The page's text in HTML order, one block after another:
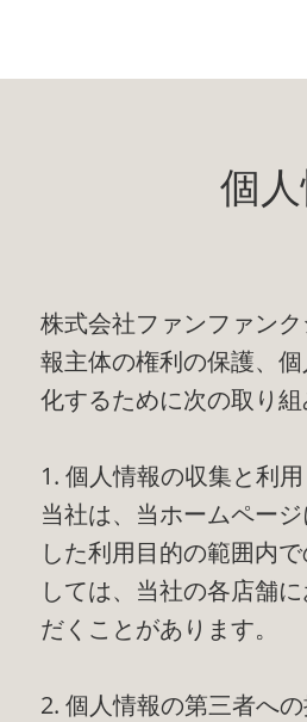
個
株式会社ファンファン
報主体の権利の保護、
化するために次の取り組
1. 個人情報の収集と利用
当社は、当ホームペー
した利用目的の範囲内
しては、当社の各店舗
だくことがあります。
2. 個人情報の第三者へ